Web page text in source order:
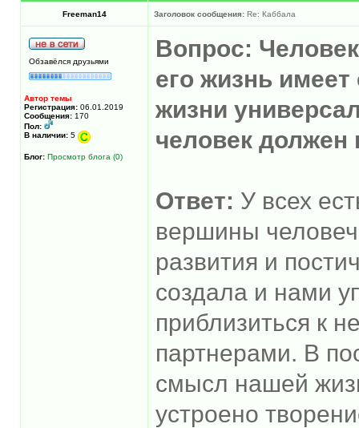
Freeman14 Заголовок сообщения: Re: Каббала
Обзавёлся друзьями
Автор темы
Регистрация: 06.01.2019
Сообщения: 170
Пол:
В наличии: 5
Блог: Просмотр блога (0)
Вопрос:
его жизнь
жизни
человек
Ответ: У всех
вершины
развития и
создала и нами
приблизиться к
партнерами. В
смысл нашей
устроено